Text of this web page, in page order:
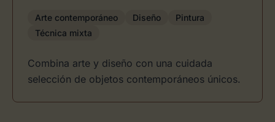
Arte contemporáneo Diseño
Pintura
Técnica mixta
Combina arte y diseño con una cuidada
selección de objetos contemporáneos únicos.